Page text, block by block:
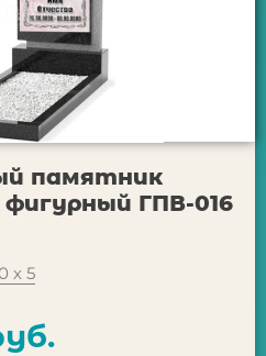
памятник
ГПВ-016
х 5